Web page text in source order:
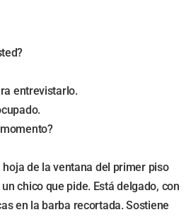
entrevistarlo.
de la ventana del primer piso
chico que pide. Está delgado, con
en la barba recortada. Sostiene